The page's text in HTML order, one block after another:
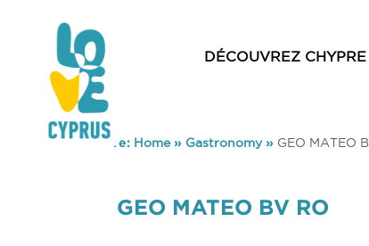
DÉCOUVREZ CHYPRE
You are here: Home» Gastronomy» GEO MATEO
GEO MATEO BV RO